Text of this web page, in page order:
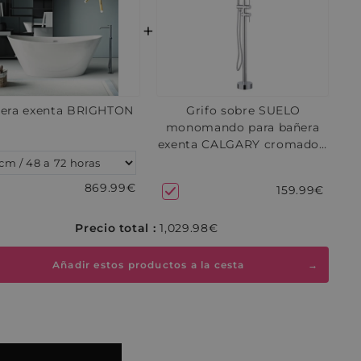
exenta BRIGHTON
869.99€
+
Grifo sobre SUELO
monomando para bañera
exenta CALGARY cromado -
159.99€
Precio total : 1,029.98€
Añadir estos productos a la cesta